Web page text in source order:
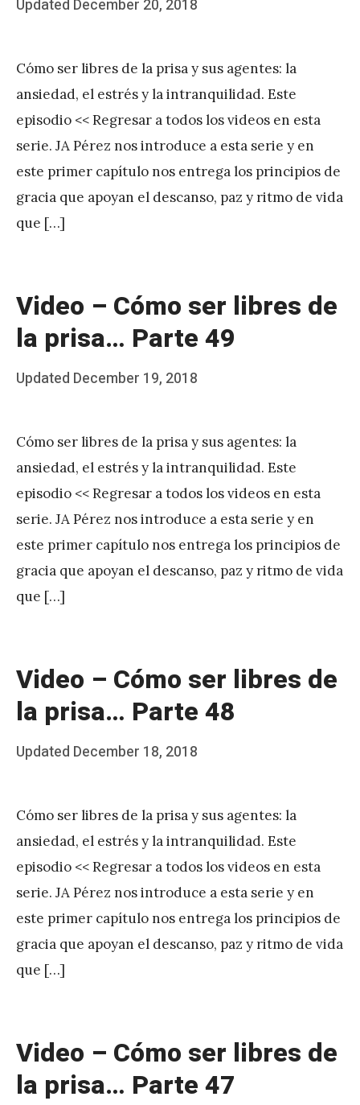
Posted
Updated December 20, 2018
b
J
A
P
é
r
e
z
Cómo ser libres de la prisa y sus agentes: la
ansiedad, el estrés y la intranquilidad. Este
episodio << Regresar a todos los videos en esta
serie. JA Pérez nos introduce a esta serie y en
este primer capítulo nos entrega los principios de
gracia que apoyan el descanso, paz y ritmo de vida
que […]
Video – Cómo ser libres de
la prisa… Parte 49
Posted
Updated December 19, 2018
b
J
A
P
é
r
e
z
Cómo ser libres de la prisa y sus agentes: la
ansiedad, el estrés y la intranquilidad. Este
episodio << Regresar a todos los videos en esta
serie. JA Pérez nos introduce a esta serie y en
este primer capítulo nos entrega los principios de
gracia que apoyan el descanso, paz y ritmo de vida
que […]
Video – Cómo ser libres de
la prisa… Parte 48
Posted
Updated December 18, 2018
b
J
A
P
é
r
e
z
Cómo ser libres de la prisa y sus agentes: la
ansiedad, el estrés y la intranquilidad. Este
episodio << Regresar a todos los videos en esta
serie. JA Pérez nos introduce a esta serie y en
este primer capítulo nos entrega los principios de
gracia que apoyan el descanso, paz y ritmo de vida
que […]
Video – Cómo ser libres de
la prisa… Parte 47